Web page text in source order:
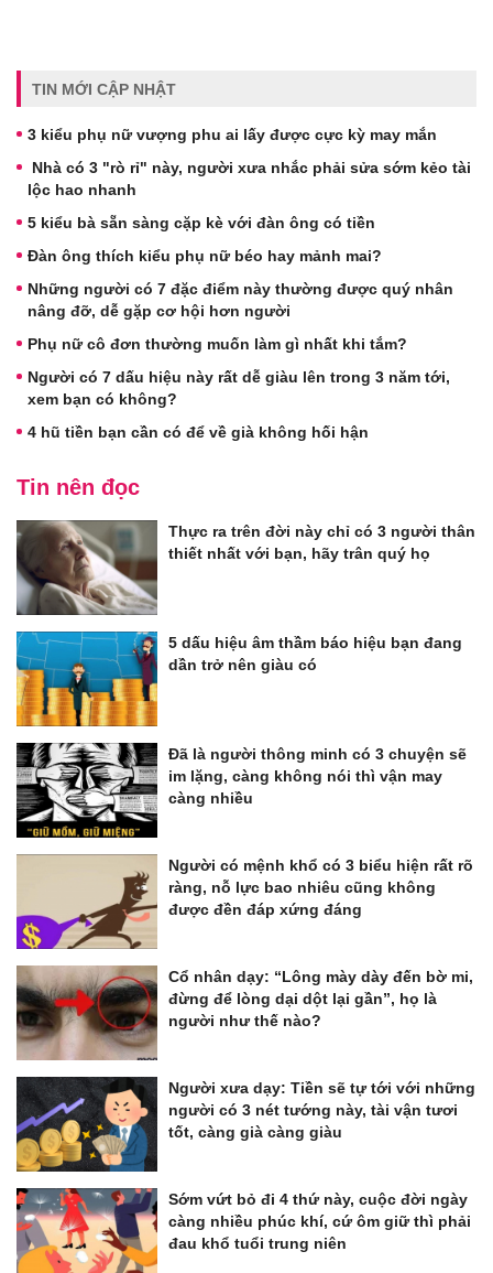
TIN MỚI CẬP NHẬT
3 kiểu phụ nữ vượng phu ai lấy được cực kỳ may mắn
Nhà có 3 "rò rỉ" này, người xưa nhắc phải sửa sớm kẻo tài
lộc hao nhanh
5 kiểu bà sẵn sàng cặp kè với đàn ông có tiền
Đàn ông thích kiểu phụ nữ béo hay mảnh mai?
Những người có 7 đặc điểm này thường được quý nhân
nâng đỡ, dễ gặp cơ hội hơn người
Phụ nữ cô đơn thường muốn làm gì nhất khi tắm?
Người có 7 dấu hiệu này rất dễ giàu lên trong 3 năm tới,
xem bạn có không?
4 hũ tiền bạn cần có để về già không hối hận
Tin nên đọc
Thực ra trên đời này chỉ có 3 người thân
thiết nhất với bạn, hãy trân quý họ
5 dấu hiệu âm thầm báo hiệu bạn đang
dần trở nên giàu có
Đã là người thông minh có 3 chuyện sẽ
im lặng, càng không nói thì vận may
càng nhiều
Người có mệnh khổ có 3 biểu hiện rất rõ
ràng, nỗ lực bao nhiêu cũng không
được đền đáp xứng đáng
Cổ nhân dạy: “Lông mày dày đến bờ mi,
đừng để lòng dại dột lại gần”, họ là
người như thế nào?
Người xưa dạy: Tiền sẽ tự tới với những
người có 3 nét tướng này, tài vận tươi
tốt, càng già càng giàu
Sớm vứt bỏ đi 4 thứ này, cuộc đời ngày
càng nhiều phúc khí, cứ ôm giữ thì phải
đau khổ tuổi trung niên